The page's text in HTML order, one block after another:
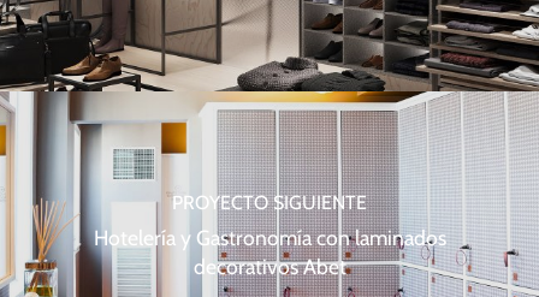
PROYECTO SIGUIENTE
Hotelería y Gastronomía con laminados
decorativos Abet